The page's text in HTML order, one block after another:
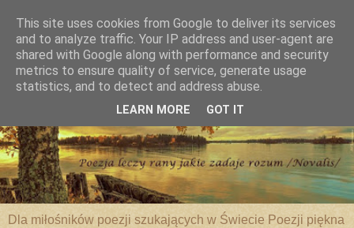
Dla miłośników poezji szukających w Świecie Poezji piękna
This site uses cookies from Google to deliver its services
and to analyze traffic. Your IP address and user-agent are
shared with Google along with performance and security
metrics to ensure quality of service, generate usage
statistics, and to detect and address abuse.
LEARN MORE GOT IT